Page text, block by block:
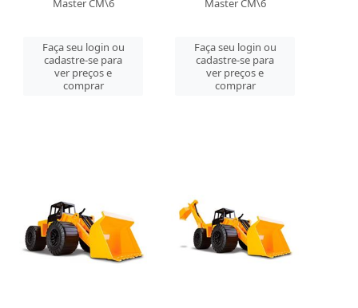
Master CM\6
Faça seu login ou
cadastre-se para
ver preços e
comprar
Master CM\6
Faça seu login ou
cadastre-se para
ver preços e
comprar